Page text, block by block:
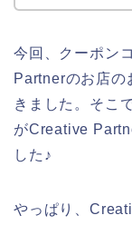
今回、クーポン
Partnerのお店の
きました。そこ
がCreative
した♪
やっぱり、